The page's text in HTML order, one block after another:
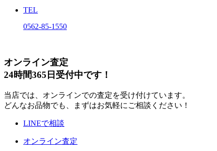
TEL
0562-85-1550
オンライン査定
24時間365日受付中です！
当店では、オンラインでの査定を受け付けています。
どんなお品物でも、まずはお気軽にご相談ください！
LINEで相談
オンライン査定